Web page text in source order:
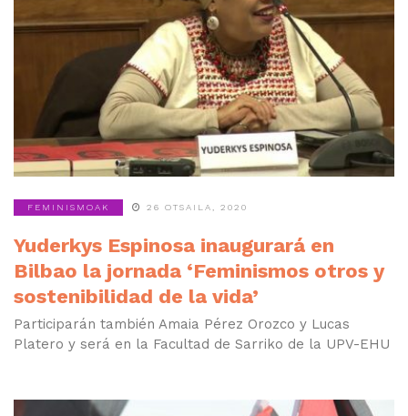
FEMINISMOAK 26 OTSAILA, 2020
Yuderkys Espinosa inaugurará en
Bilbao la jornada ‘Feminismos otros y
sostenibilidad de la vida’
Participarán también Amaia Pérez Orozco y Lucas
Platero y será en la Facultad de Sarriko de la UPV-EHU